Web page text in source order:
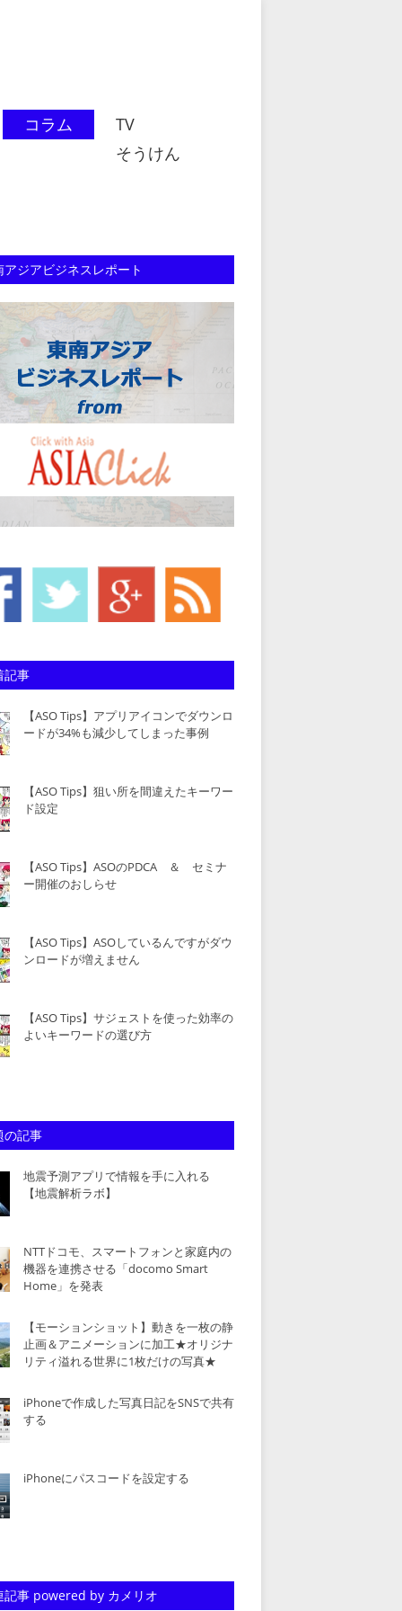
コラム
TV
そうけん
アジアビジネスレポート
記事
【ASO Tips】アプリアイコンでダウンロ
ードが34%も減少してしまった事例
【ASO Tips】狙い所を間違えたキーワー
ド設定
【ASO Tips】ASOのPDCA ＆ セミナ
ー開催のおしらせ
【ASO Tips】ASOしているんですがダウ
ンロードが増えません
【ASO Tips】サジェストを使った効率の
よいキーワードの選び方
の記事
地震予測アプリで情報を手に入れる
【地震解析ラボ】
NTTドコモ、スマートフォンと家庭内の
機器を連携させる「docomo Smart
Home」を発表
【モーションショット】動きを一枚の静
止画＆アニメーションに加工★オリジナ
リティ溢れる世界に1枚だけの写真★
iPhoneで作成した写真日記をSNSで共有
する
iPhoneにパスコードを設定する
記事 powered by カメリオ